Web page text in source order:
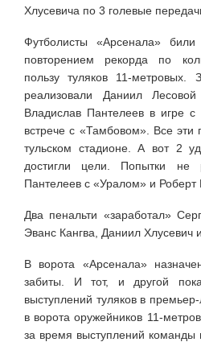
Хлусевича по 3 голевые
Футболисты «Арсенала»
повторением рекорда по
пользу туляков 11-
реализовали Даниил
Владислав Пантелеев в игре
встрече с «Тамбовом». Все эти
тульском стадионе. А вот 2
достигли цели. Попытки не
Пантелеев с «Уралом» и Роберт
Два пенальти «заработал»
Эванс Кангва, Даниил Хлусевич
В ворота «Арсенала»
забиты. И тот, и другой
выступлений туляков в
в ворота оружейников 11-
за время выступлений команды